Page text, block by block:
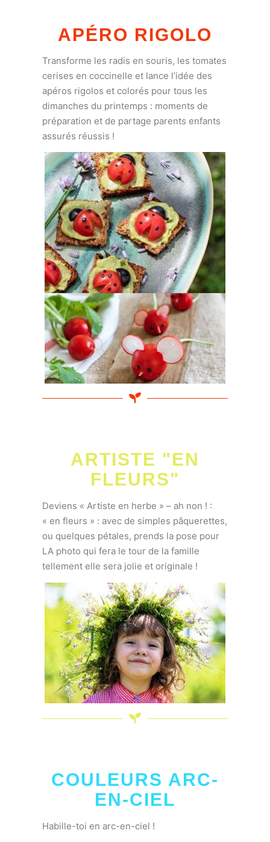
APÉRO RIGOLO
Transforme les radis en souris, les tomates
cerises en coccinelle et lance l’idée des
apéros rigolos et colorés pour tous les
dimanches du printemps : moments de
préparation et de partage parents enfants
assurés réussis !
ARTISTE "EN
FLEURS"
Deviens « Artiste en herbe » – ah non ! :
« en fleurs » : avec de simples pâquerettes,
ou quelques pétales, prends la pose pour
LA photo qui fera le tour de la famille
tellement elle sera jolie et originale !
COULEURS ARC-
EN-CIEL
Habille-toi en arc-en-ciel !